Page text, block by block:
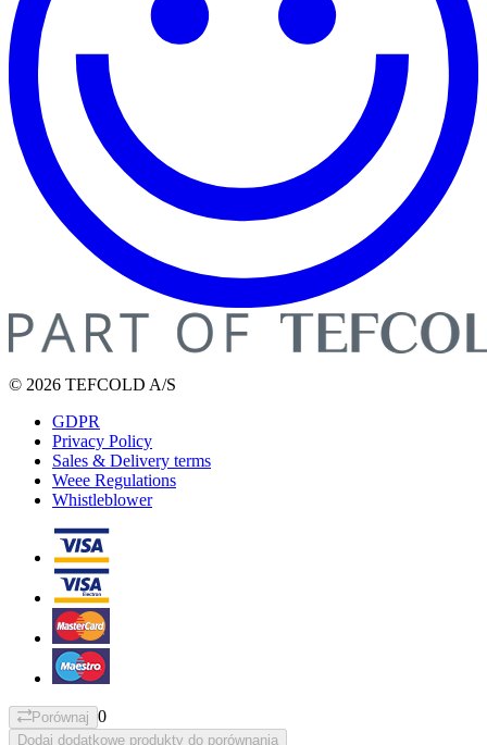
© 2026 TEFCOLD A/S
GDPR
Privacy Policy
Sales & Delivery terms
Weee Regulations
Whistleblower
Porównaj 0
Dodaj dodatkowe produkty do porównania